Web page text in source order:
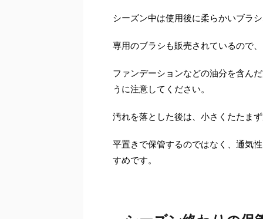
シーズン中は使用後に柔らかいブラ
専用のブラシも販売されているので
ファンデーションなどの油分を含ん
うに注意してください。
汚れを落とした後は、小さくたたま
平置きで保管するのではなく、通気
すめです。